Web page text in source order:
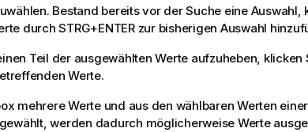
Bestand bereits vor der Suche eine Auswahl,
durch STRG+ENTER zur bisherigen Auswahl
Teil der ausgewählten Werte aufzuheben, klicken
Werte.
mehrere Werte und aus den wählbaren Werten
werden dadurch möglicherweise Werte